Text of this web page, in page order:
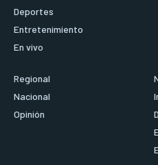
Deportes
Entretenimiento
En vivo
Regional
Nacional
Opinión